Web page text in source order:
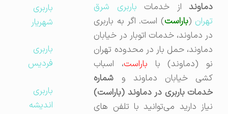
دماونداز خدماتباربری شرق
تهران(باراست) است. اگر به باربری
در دماوند، خدمات اتوبار در خیابان
دماوند، حمل بار در محدوده تهران
نو (دماوند) با باراست، اسباب
کشی خیابان دماوند و
شماره
خدمات باربری در دماوند (باراست)
نیاز دارید می‌توانید با تلفن های
باربری
شهریار
باربری
فردیس
باربری
اندیشه